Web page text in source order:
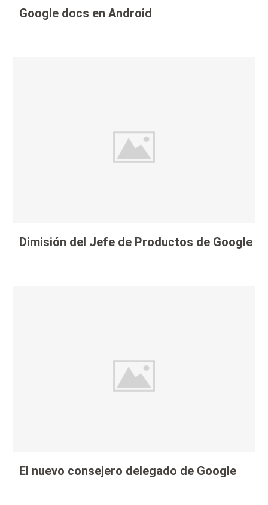
Google docs en Android
Dimisión del Jefe de Productos de Google
El nuevo consejero delegado de Google